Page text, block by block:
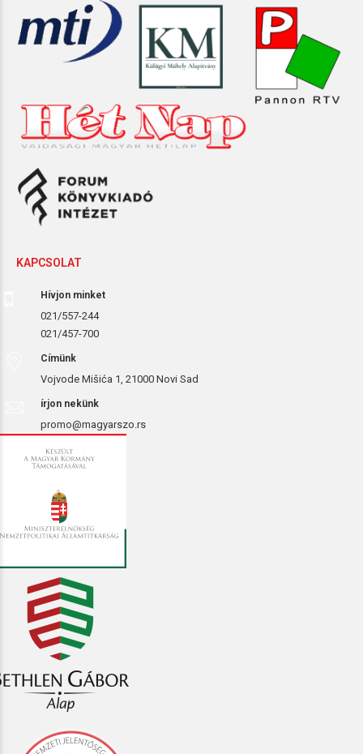
KAPCSOLAT
Hívjon minket
021/557-244
021/457-700
Címünk
Vojvode Mišića 1, 21000 Novi Sad
írjon nekünk
promo@magyarszo.rs